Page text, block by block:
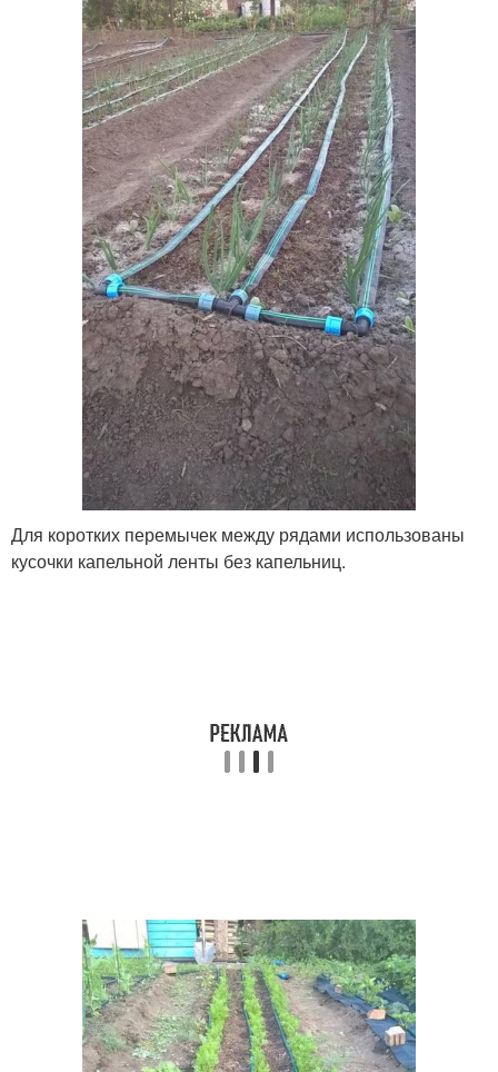
Для коротких перемычек между рядами использованы
кусочки капельной ленты без капельниц.